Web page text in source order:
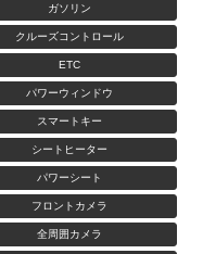
ガソリン
クルーズコントロール
ETC
パワーウィンドウ
スマートキー
シートヒーター
パワーシート
フロントカメラ
全周囲カメラ